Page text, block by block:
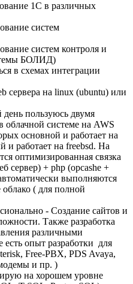
1C в различных
систем
систем контроля и
БОЛИД)
в схемах интеграции
сервера на linux (ubuntu) или
пользуюсь двумя
системе на AWS
основной и работает на
и работает на freebsd. На
оптимизированная связка
сервер) + php (opcashe +
выполняются
( для полной
- Создание сайтов и
Также разработка
различными
есть опыт разработки для
Free-PBX, PDS Avaya,
и пр. )
на хорошем уровне